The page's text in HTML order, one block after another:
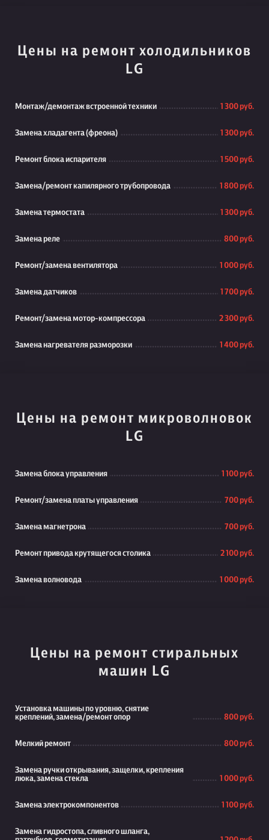
Цены на ремонт холодильников
LG
Монтаж/демонтаж встроенной техники 1 300 руб.
Замена хладагента (фреона) 1 300 руб.
Ремонт блока испарителя 1 500 руб.
Замена/ремонт капилярного трубопровода 1 800 руб.
Замена термостата 1 300 руб.
Замена реле 800 руб.
Ремонт/замена вентилятора 1 000 руб.
Замена датчиков 1 700 руб.
Ремонт/замена мотор-компрессора 2 300 руб.
Замена нагревателя разморозки 1 400 руб.
Цены на ремонт микроволновок
LG
Замена блока управления 1 100 руб.
Ремонт/замена платы управления 700 руб.
Замена магнетрона 700 руб.
Ремонт привода крутящегося столика 2 100 руб.
Замена волновода 1 000 руб.
Цены на ремонт стиральных
машин LG
Установка машины по уровню, снятие
креплений, замена/ремонт опор
800 руб.
Мелкий ремонт 800 руб.
Замена ручки открывания, защелки, крепления
люка, замена стекла
1 000 руб.
Замена электрокомпонентов 1 100 руб.
Замена гидростопа, сливного шланга,